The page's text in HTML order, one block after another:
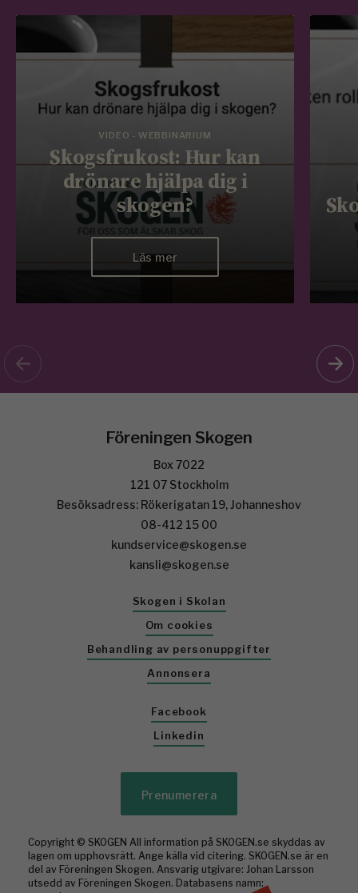
VIDEO - WEBBINARIUM
Skogsfrukost: Hur kan
drönare hjälpa dig i
skogen?
Läs mer
Föreningen Skogen
Box 7022
121 07 Stockholm
Besöksadress: Rökerigatan 19, Johanneshov
08-412 15 00
kundservice@skogen.se
kansli@skogen.se
Skogen i Skolan
Om cookies
Behandling av personuppgifter
Annonsera
Facebook
Linkedin
Prenumerera
Copyright © SKOGEN All information på SKOGEN.se skyddas av
lagen om upphovsrätt. Ange källa vid citering. SKOGEN.se är en
del av Föreningen Skogen. Ansvarig utgivare: Johan Larsson
utsedd av Föreningen Skogen. Databasens namn: